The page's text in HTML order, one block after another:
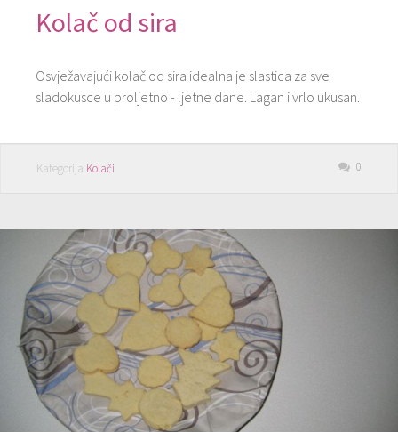
Kolač od sira
Osvježavajući kolač od sira idealna je slastica za sve
sladokusce u proljetno - ljetne dane. Lagan i vrlo ukusan.
Kategorija Kolači 0